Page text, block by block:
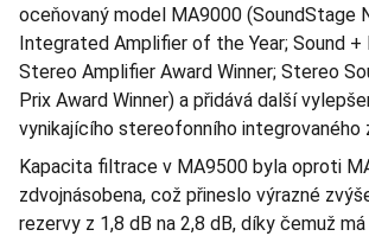
oceňovaný model MA9000 (SoundStage
Integrated Amplifier of the Year; Sound +
Stereo Amplifier Award Winner; Stereo
Prix Award Winner) a přidává další
vynikajícího stereofonního integrovaného
Kapacita filtrace v MA9500 byla oproti
zdvojnásobena, což přineslo výrazné
rezervy z 1,8 dB na 2,8 dB, díky čemuž